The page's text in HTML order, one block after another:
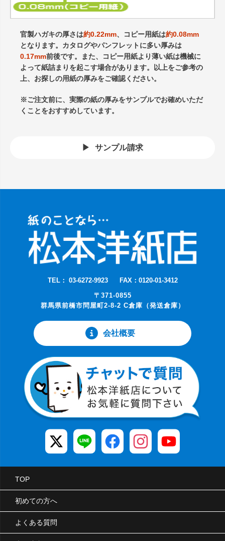
官製ハガキの厚さは約0.22mm、コピー用紙は約0.08mm
となります。カタログやパンフレットに多い厚みは
0.17mm前後です。また、コピー用紙より薄い紙は機械に
よって紙詰まりを起こす場合があります。以上をご参考の
上、お探しの用紙の厚みをご確認ください。
※ご注文前に、実際の紙の厚みをサンプルでお確めいただ
くことをおすすめしています。
サンプル請求
TEL： 03-6272-9923
FAX：0120-01-3412
〒371-0855
群馬県前橋市問屋町2-8-2 C倉庫（発送倉庫）
会社概要
TOP
初めての方へ
よくある質問